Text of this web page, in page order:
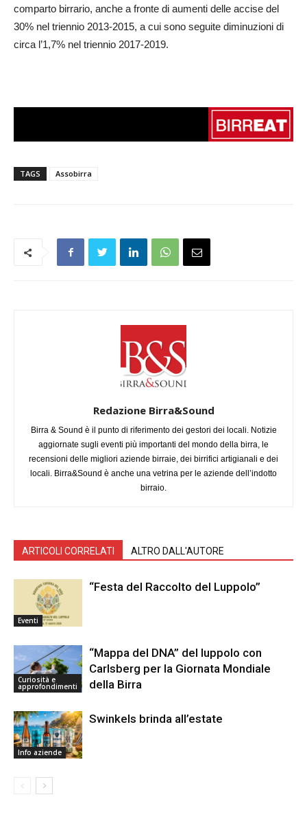
comparto birrario, anche a fronte di aumenti delle accise del
30% nel triennio 2013-2015, a cui sono seguite diminuzioni di
circa l’1,7% nel triennio 2017-2019.
TAGS Assobirra
Redazione Birra&Sound
Birra & Sound è il punto di riferimento dei gestori dei locali. Notizie
aggiornate sugli eventi più importanti del mondo della birra, le
recensioni delle migliori aziende birraie, dei birrifici artigianali e dei
locali. Birra&Sound è anche una vetrina per le aziende dell’indotto
birraio.
ARTICOLI CORRELATI ALTRO DALL'AUTORE
Eventi
“Festa del Raccolto del Luppolo”
Curiosità e
approfondimenti
“Mappa del DNA” del luppolo con
Carlsberg per la Giornata Mondiale
della Birra
Info aziende
Swinkels brinda all’estate